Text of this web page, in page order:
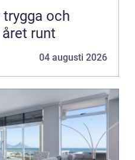
och
runt
04 augusti 2026